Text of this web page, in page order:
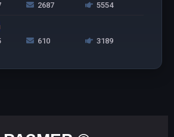
2687 5554
610 3189